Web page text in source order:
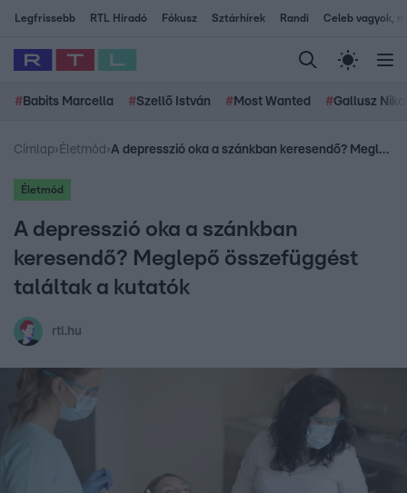
Legfrissebb RTL Híradó Fókusz Sztárhírek Randi Celeb vagyok,
# Babits Marcella #Szellő István # Most Wanted #Gallusz
Címlap› Életmód › A depresszió oka a szánkban keresendő? Meglepő összefüggést találtak a kutatók
Életmód
A depresszió oka a szánkban
keresendő? Meglepő összefüggést
találtak a kutatók
rtl.hu